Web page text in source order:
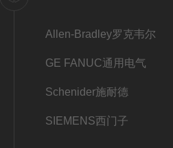
Allen-Bradley罗克韦尔
GE FANUC通用电气
Schenider施耐德
SIEMENS西门子